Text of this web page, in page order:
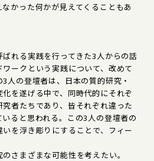
かった何かが見えてくることもあ
れる実践を行ってきた3人からの話
ークという実践について、改めて
人の登壇者は、日本の質的研究・
を遂げる中で、同時代的にそれぞ
者たちであり、皆それぞれ違った
ると思われる。この3人の登壇者の
を浮き彫りにすることで、フィー
さまざまな可能性を考えたい。